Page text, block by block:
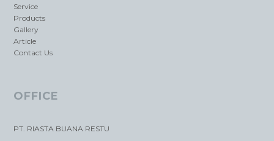
Service
Products
Gallery
Article
Contact Us
OFFICE
PT. RIASTA BUANA RESTU